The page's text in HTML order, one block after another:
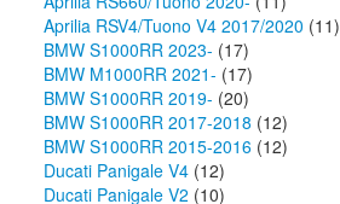
Aprilia RSV4/Tuono V4 2017/2020 (11)
BMW S1000RR 2023- (17)
BMW M1000RR 2021- (17)
BMW S1000RR 2019- (20)
BMW S1000RR 2017-2018 (12)
BMW S1000RR 2015-2016 (12)
Ducati Panigale V4 (12)
Ducati Panigale V2 (10)